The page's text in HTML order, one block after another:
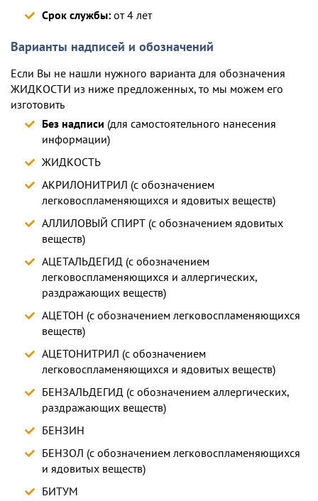
Срок службы: от 4 лет
Варианты надписей и обозначений
Если Вы не нашли нужного варианта для обозначения
ЖИДКОСТИ из ниже предложенных, то мы можем его
изготовить
Без надписи (для самостоятельного нанесения
информации)
ЖИДКОСТЬ
АКРИЛОНИТРИЛ (с обозначением
легковоспламеняющихся и ядовитых веществ)
АЛЛИЛОВЫЙ СПИРТ (с обозначением ядовитых
веществ)
АЦЕТАЛЬДЕГИД (с обозначением
легковоспламеняющихся и аллергических,
раздражающих веществ)
АЦЕТОН (с обозначением легковоспламеняющихся
веществ)
АЦЕТОНИТРИЛ (с обозначением
легковоспламеняющихся и ядовитых веществ)
БЕНЗАЛЬДЕГИД (с обозначением аллергических,
раздражающих веществ)
БЕНЗИН
БЕНЗОЛ (с обозначением легковоспламеняющихся
и ядовитых веществ)
БИТУМ